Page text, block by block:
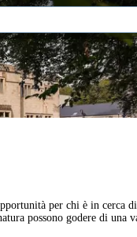
per chi è in
possono godere di una